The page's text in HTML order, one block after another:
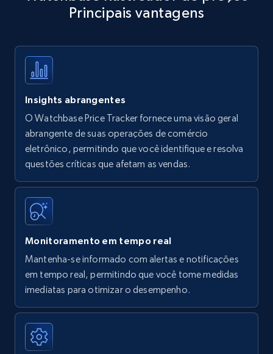
Title, Seller name, Brand, Description, Initial
35.3K+
Amazon products - find products by using
upc numbers
Title, Seller name, Brand, Description, Initial
price, Currency, Availability, Reviews count, and
35.3K+
Amazon Reviews
URL, Product name, Product rating, Product
Author name, Asin, and more.
Principais vantagens
Insights abrangentes
O Watchbase Price Tracker fornece uma visão geral
abrangente de suas operações de comércio
eletrônico, permitindo que você identifique e resolva
questões críticas que afetam as vendas.
Monitoramento em tempo real
Mantenha-se informado com alertas e notificações
em tempo real, permitindo que você tome medidas
imediatas para otimizar o desempenho.